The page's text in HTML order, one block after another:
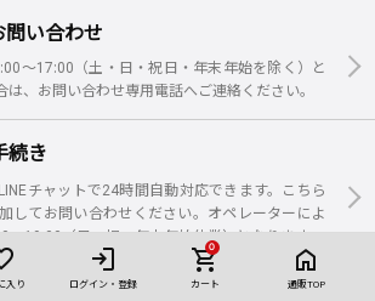
入り ログイン・登録
0
カート 通販TOP
い合わせ
～17:00（土・日・祝日・年末年始を除く）と
、お問い合わせ専用電話へご連絡ください。
続き
チャットで24時間自動対応できます。こちら
してお問い合わせください。オペレーターによ
～19:00（日・祝・年末年始休業）となります。